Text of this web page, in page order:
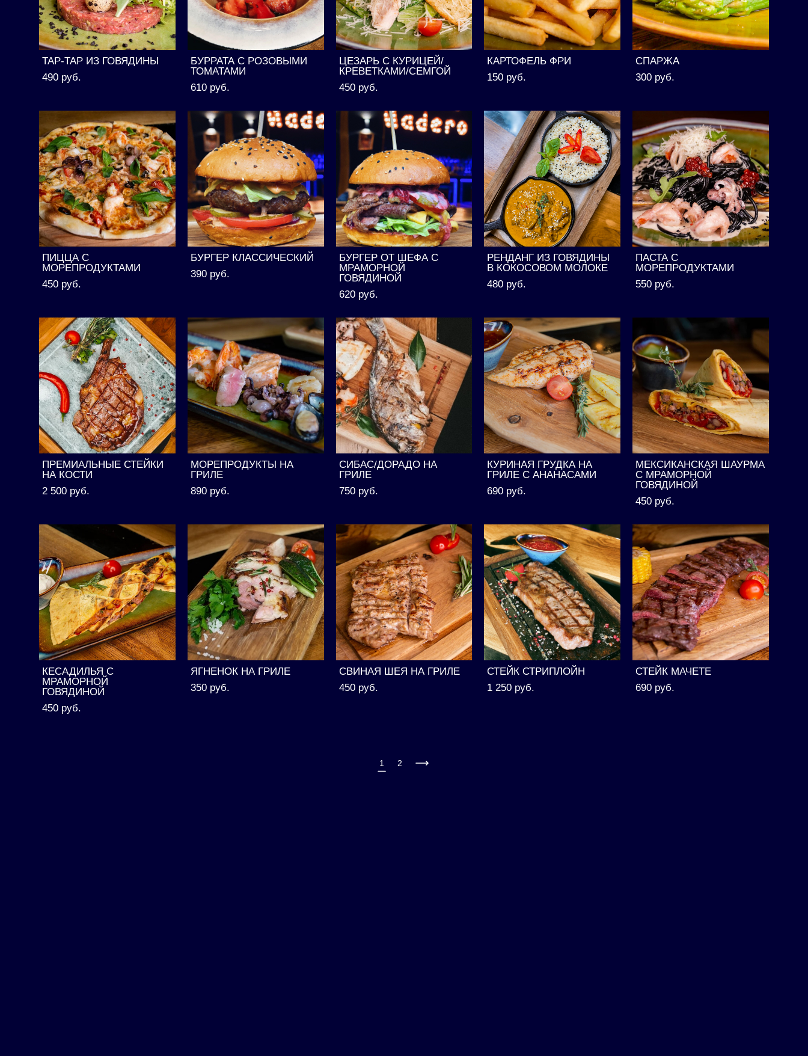
ТАР-ТАР ИЗ ГОВЯДИНЫ
490 pуб.
БУРРАТА С РОЗОВЫМИ
ТОМАТАМИ
610 pуб.
ЦЕЗАРЬ С КУРИЦЕЙ/
КРЕВЕТКАМИ/СЕМГОЙ
450 pуб.
КАРТОФЕЛЬ ФРИ
150 pуб.
СПАРЖА
300 pуб.
ПИЦЦА С
МОРЕПРОДУКТАМИ
450 pуб.
БУРГЕР КЛАССИЧЕСКИЙ
390 pуб.
БУРГЕР ОТ ШЕФА С
МРАМОРНОЙ
ГОВЯДИНОЙ
620 pуб.
РЕНДАНГ ИЗ ГОВЯДИНЫ
В КОКОСОВОМ МОЛОКЕ
480 pуб.
ПАСТА С
МОРЕПРОДУКТАМИ
550 pуб.
ПРЕМИАЛЬНЫЕ СТЕЙКИ
НА КОСТИ
2 500 pуб.
МОРЕПРОДУКТЫ НА
ГРИЛЕ
890 pуб.
СИБАС/ДОРАДО НА
ГРИЛЕ
750 pуб.
КУРИНАЯ ГРУДКА НА
ГРИЛЕ С АНАНАСАМИ
690 pуб.
МЕКСИКАНСКАЯ ШАУРМА
С МРАМОРНОЙ
ГОВЯДИНОЙ
450 pуб.
КЕСАДИЛЬЯ С
МРАМОРНОЙ
ГОВЯДИНОЙ
450 pуб.
ЯГНЕНОК НА ГРИЛЕ
350 pуб.
СВИНАЯ ШЕЯ НА ГРИЛЕ
450 pуб.
СТЕЙК СТРИПЛОЙН
1 250 pуб.
СТЕЙК МАЧЕТЕ
690 pуб.
1 2